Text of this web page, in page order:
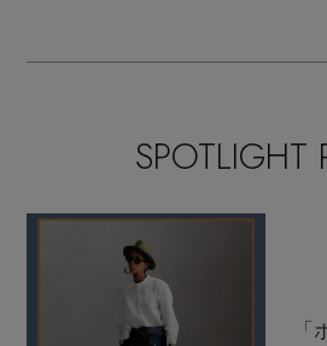
SPOTLIGHT